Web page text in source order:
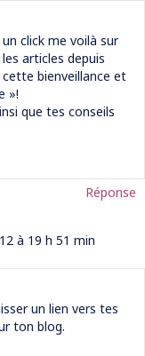
click me voilà sur
articles depuis
bienveillance et
»!
que tes conseils
Réponse
à 19 h 51 min
un lien vers tes
ton blog.